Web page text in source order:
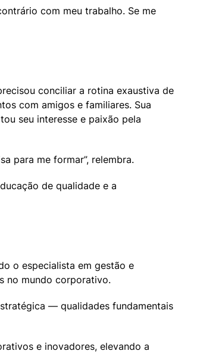
com meu trabalho. Se me
conciliar a rotina exaustiva de
com amigos e familiares. Sua
seu interesse e paixão pela
para me formar”, relembra.
de qualidade e a
o especialista em gestão e
no mundo corporativo.
— qualidades fundamentais
e inovadores, elevando a